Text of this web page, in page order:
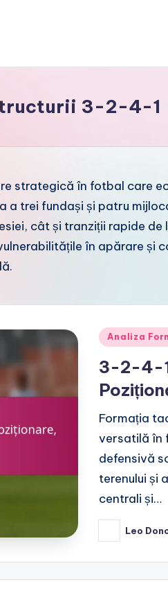
3-2-4-1
strategică în fotbal care
a trei fundași și patru
cât și tranziții rapide
în apărare și
Posted
Analiza
3-2-4-
Formația
versatilă în
defensivă
terenului și
centrali și…
Posted
by
Leo